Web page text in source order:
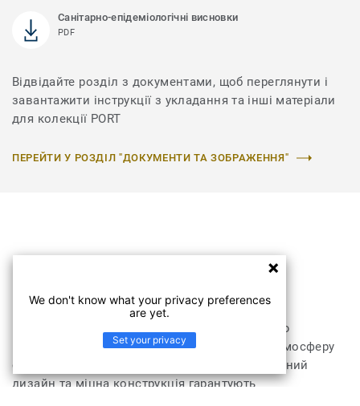
Санітарно-епідеміологічні висновки
PDF
Відвідайте розділ з документами, щоб переглянути і
завантажити інструкції з укладання та інші матеріали
для колекції PORT
ПЕРЕЙТИ У РОЗДІЛ "ДОКУМЕНТИ ТА ЗОБРАЖЕННЯ"
Колекція килимових покриттів PORT зі своєю
гармонійною кольоровою гамою створює атмосферу
справжнього релаксу в помешканні. Практичний
дизайн та міцна конструкція гарантують
We don't know what your privacy preferences
are yet.
Set your privacy